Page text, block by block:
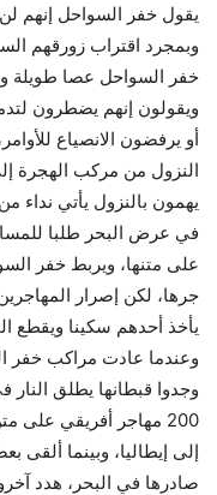
يقول خفر السواحل إنهم
وبمجرد اقتراب زورقهم
خفر السواحل عصا طويلة
ويقولون إنهم يضطرون
أو يرفضون الانصياع
النزول من مركب الهجرة
يهمون بالنزول يأتي نداء
في عرض البحر طلبا
على متنها، ويربط خفر
جرها، لكن إصرار
يأخذ أحدهم سكينا ويقطع
وعندما عادت مراكب خفر
وجدوا قبطانها يطلق النار
200 مهاجر أفريقي على
إلى إيطاليا، وبينما
صادرها في البحر، هدد